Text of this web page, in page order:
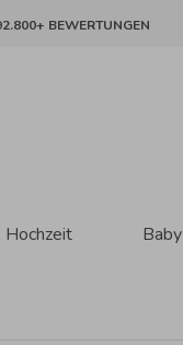
BEWERTUNGEN
Hochzeit Baby